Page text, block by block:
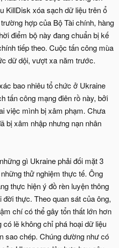
KillDisk xóa sạch dữ liệu trên ổ
hợp của Bộ Tài chính, hàng
điểm bộ này đang chuẩn bị kế
tiếp theo. Cuộc tấn công mùa
dữ dội, vượt xa năm trước.
bao nhiêu tổ chức ở Ukraine
tấn công mạng điên rồ này, bởi
việc mình bị xâm phạm. Chưa
bị xâm nhập nhưng nạn nhân
gì Ukraine phải đối mặt 3
thử nghiệm thực tế. Ông
thực hiện ý đồ rèn luyện thông
thực. Theo quan sát của ông,
chí có thể gây tổn thất lớn hơn
lẽ không chỉ phá hoại dữ liệu
sao chép. Chúng dường như có